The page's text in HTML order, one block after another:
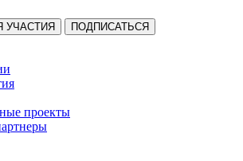
УЧАСТИЯ ПОДПИСАТЬСЯ
проекты